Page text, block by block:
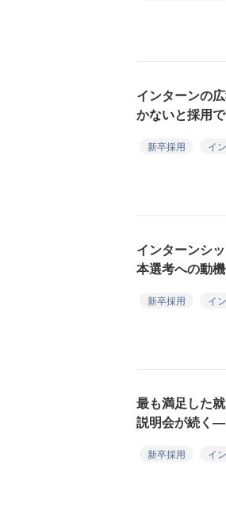
インターンの
かないと採用
新卒採用 イ
インターンシ
本選考への動
新卒採用 イ
最も満足した
説明会が続く
新卒採用 イ